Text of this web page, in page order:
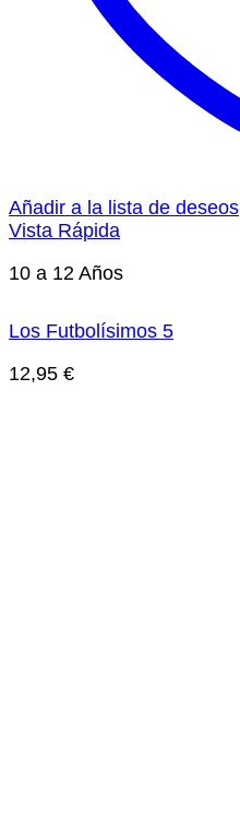
Añadir a la lista de deseos
Vista Rápida
10 a 12 Años
Los Futbolísimos 5
12,95 €